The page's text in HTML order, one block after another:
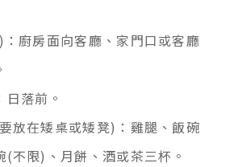
廚房面向客廳、家門口或客廳
落前。
放在矮桌或矮凳)：雞腿、飯碗
(不限)、月餅、酒或茶三杯。